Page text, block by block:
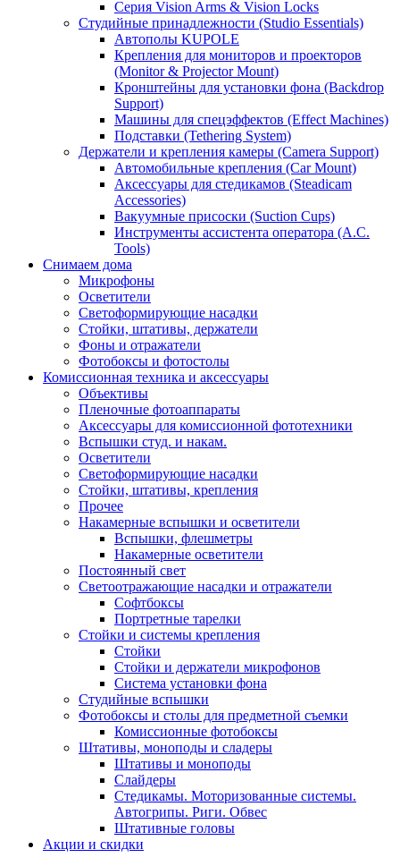
Серия Vision Arms & Vision Locks
Студийные принадлежности (Studio Essentials)
Автополы KUPOLE
Крепления для мониторов и проекторов
(Monitor & Projector Mount)
Кронштейны для установки фона (Backdrop
Support)
Машины для спецэффектов (Effect Machines)
Подставки (Tethering System)
Держатели и крепления камеры (Camera Support)
Автомобильные крепления (Car Mount)
Аксессуары для стедикамов (Steadicam
Accessories)
Вакуумные присоски (Suction Cups)
Инструменты ассистента оператора (A.C.
Tools)
Снимаем дома
Микрофоны
Осветители
Светоформирующие насадки
Стойки, штативы, держатели
Фоны и отражатели
Фотобоксы и фотостолы
Комиссионная техника и аксессуары
Объективы
Пленочные фотоаппараты
Аксессуары для комиссионной фототехники
Вспышки студ. и накам.
Осветители
Светоформирующие насадки
Стойки, штативы, крепления
Прочее
Накамерные вспышки и осветители
Вспышки, флешметры
Накамерные осветители
Постоянный свет
Светоотражающие насадки и отражатели
Софтбоксы
Портретные тарелки
Стойки и системы крепления
Стойки
Стойки и держатели микрофонов
Система установки фона
Студийные вспышки
Фотобоксы и столы для предметной съемки
Комиссионные фотобоксы
Штативы, моноподы и сладеры
Штативы и моноподы
Слайдеры
Стедикамы. Моторизованные системы.
Автогрипы. Риги. Обвес
Штативные головы
Акции и скидки